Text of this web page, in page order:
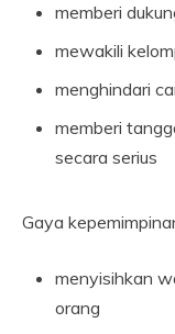
memberi
mewakili
menghindari
memberi
secara serius
Gaya
menyisihkan
orang